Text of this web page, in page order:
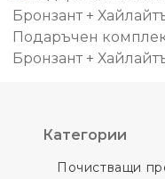
Подаръчен
Бронзант +
Категории
Почистващи